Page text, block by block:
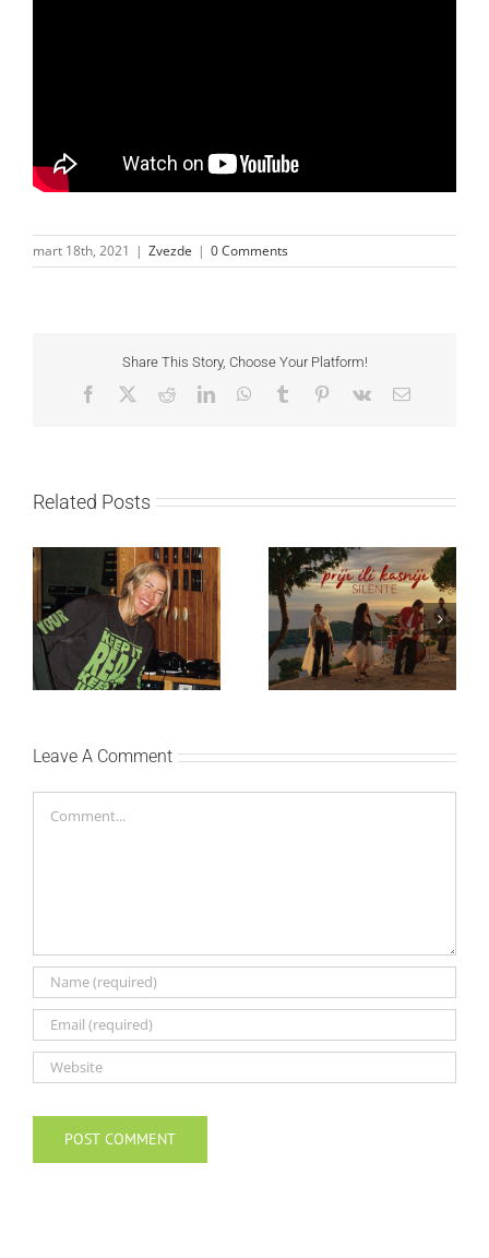
mart 18th, 2021 | Zvezde | 0 Comments
Share This Story, Choose Your Platform!
Facebook RedditLinkedInWhatsApp
Tumblr Pinterest
Vk Email
Related Posts
Ellie Goulding otkriva
nežniju stranu novim
singlom „4 Seasons“
Silente objavio novi
singl “Prije ili kasnije”
Leave A Comment